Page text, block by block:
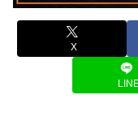
X